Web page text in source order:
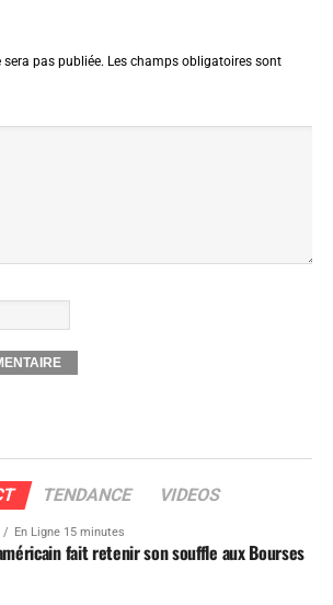
pas publiée. Les champs obligatoires sont
TENDANCE VIDEOS
En Ligne 15 minutes
fait retenir son souffle aux Bourses